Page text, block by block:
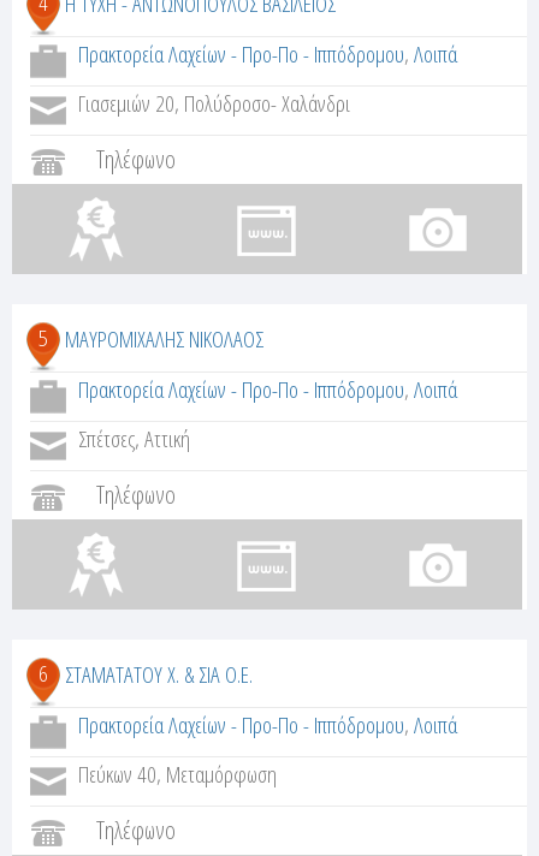
Πρακτορεία Λαχείων - Προ-Πο - Ιππόδρομου,Λοιπά
Γιασεμιών 20, Πολύδροσο- Χαλάνδρι
Τηλέφωνο
5
ΜΑΥΡΟΜΙΧΑΛΗΣ ΝΙΚΟΛΑΟΣ
Πρακτορεία Λαχείων - Προ-Πο - Ιππόδρομου,Λοιπά
Σπέτσες, Αττική
Τηλέφωνο
6
ΣΤΑΜΑΤΑΤΟΥ Χ. & ΣΙΑ Ο.Ε.
Πρακτορεία Λαχείων - Προ-Πο - Ιππόδρομου,Λοιπά
Πεύκων 40, Μεταμόρφωση
Τηλέφωνο